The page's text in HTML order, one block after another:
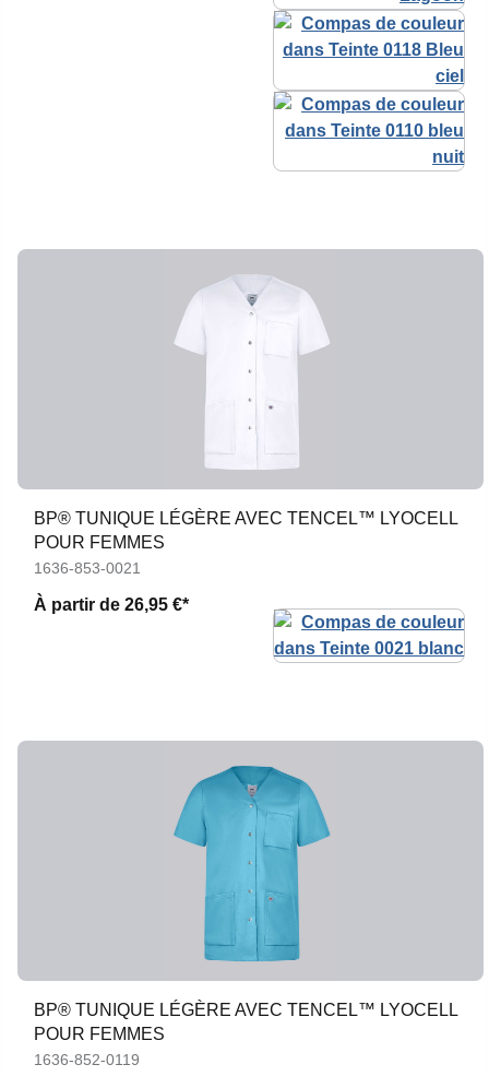
BP® TUNIQUE LÉGÈRE AVEC TENCEL™ LYOCELL
POUR FEMMES
1636-853-0021
À partir de 26,95 €*
BP® TUNIQUE LÉGÈRE AVEC TENCEL™ LYOCELL
POUR FEMMES
1636-852-0119